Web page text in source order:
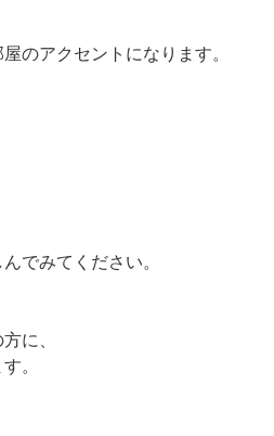
のアクセントになります。
でみてください。
に、
。